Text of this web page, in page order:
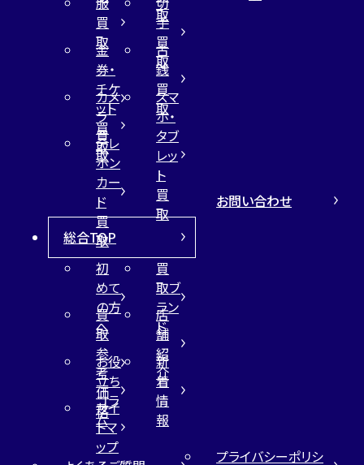
取
買
取
手
買
取
金
券・
チケ
ット
買
取
古
銭
買
取
カメ
ラ
買
取
スマ
ホ・
タブ
レッ
ト
買
取
テレ
ホン
カー
ド
買
取
総合TOP
初
めて
の方
へ
買
取ブ
ラン
ド
買
取
参
考
価
格
店
舗
紹
介
お役
立ち
コラ
ム
新
着
情
報
サイ
トマ
ップ
お問い合わせ
プライバシーポリシ